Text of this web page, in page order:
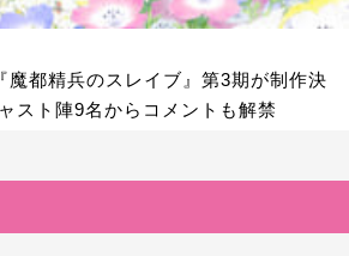
魔都精兵のスレイブ』第3期が制作決
スト陣9名からコメントも解禁